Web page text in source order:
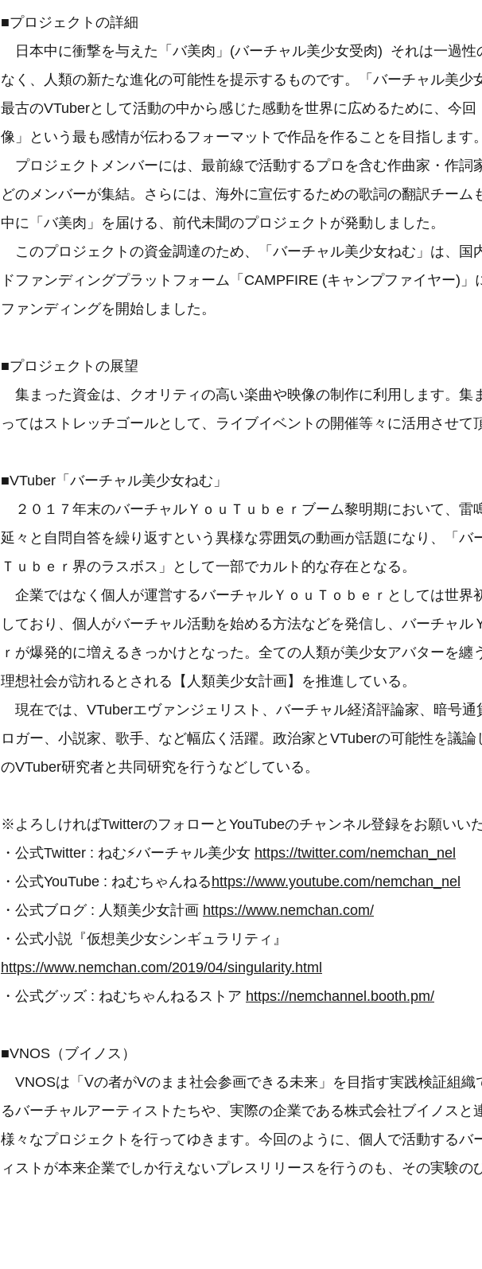
■プロジェクトの詳細
日本中に衝撃を与えた「バ美肉」(バーチャル美少女受肉) それは一過性
なく、人類の新たな進化の可能性を提示するものです。「バーチャル美少
最古のVTuberとして活動の中から感じた感動を世界に広めるために、今回
像」という最も感情が伝わるフォーマットで作品を作ることを目指します。
プロジェクトメンバーには、最前線で活動するプロを含む作曲家・作詞
どのメンバーが集結。さらには、海外に宣伝するための歌詞の翻訳チーム
中に「バ美肉」を届ける、前代未聞のプロジェクトが発動しました。
このプロジェクトの資金調達のため、「バーチャル美少女ねむ」は、国
ドファンディングプラットフォーム「CAMPFIRE (キャンプファイヤー)」
ファンディングを開始しました。
■プロジェクトの展望
集まった資金は、クオリティの高い楽曲や映像の制作に利用します。集
ってはストレッチゴールとして、ライブイベントの開催等々に活用させて
■VTuber「バーチャル美少女ねむ」
２０１７年末のバーチャルＹｏｕＴｕｂｅｒブーム黎明期において、雷
延々と自問自答を繰り返すという異様な雰囲気の動画が話題になり、「バ
Ｔｕｂｅｒ界のラスボス」として一部でカルト的な存在となる。
企業ではなく個人が運営するバーチャルＹｏｕＴｏｂｅｒとしては世界
しており、個人がバーチャル活動を始める方法などを発信し、バーチャル
ｒが爆発的に増えるきっかけとなった。全ての人類が美少女アバターを纏
理想社会が訪れるとされる【人類美少女計画】を推進している。
現在では、VTuberエヴァンジェリスト、バーチャル経済評論家、暗号通
ロガー、小説家、歌手、など幅広く活躍。政治家とVTuberの可能性を議論
のVTuber研究者と共同研究を行うなどしている。
※よろしければTwitterのフォローとYouTubeのチャンネル登録をお願いいた
・公式Twitter : ねむ⚡バーチャル美少女 https://twitter.com/nemchan_nel
・公式YouTube : ねむちゃんねる https://www.youtube.com/nemchan_nel
・公式ブログ : 人類美少女計画 https://www.nemchan.com/
・公式小説『仮想美少女シンギュラリティ』
https://www.nemchan.com/2019/04/singularity.html
・公式グッズ : ねむちゃんねるストア https://nemchannel.booth.pm/
■VNOS（ブイノス）
VNOSは「Vの者がVのまま社会参画できる未来」を目指す実践検証組織
るバーチャルアーティストたちや、実際の企業である株式会社ブイノスと
様々なプロジェクトを行ってゆきます。今回のように、個人で活動するバ
ィストが本来企業でしか行えないプレスリリースを行うのも、その実験の